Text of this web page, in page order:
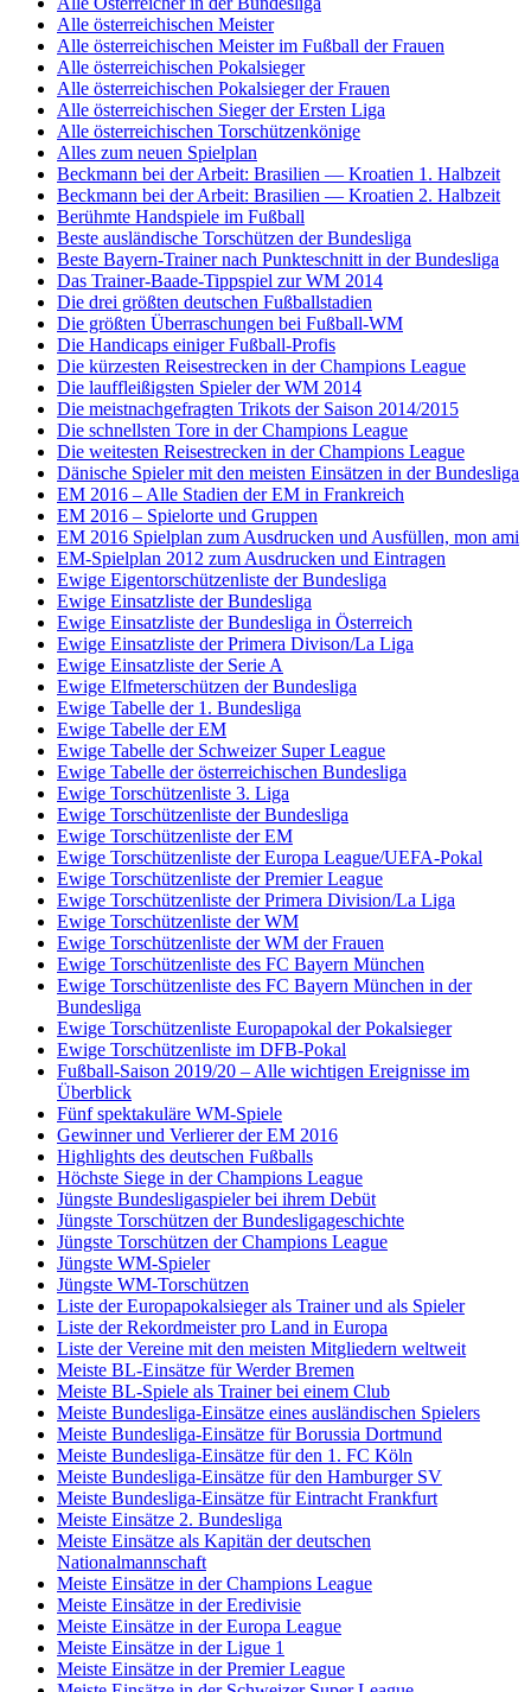
Alle österreichischen Meister
Alle österreichischen Meister im Fußball der Frauen
Alle österreichischen Pokalsieger
Alle österreichischen Pokalsieger der Frauen
Alle österreichischen Sieger der Ersten Liga
Alle österreichischen Torschützenkönige
Alles zum neuen Spielplan
Beckmann bei der Arbeit: Brasilien — Kroatien 1. Halbzeit
Beckmann bei der Arbeit: Brasilien — Kroatien 2. Halbzeit
Berühmte Handspiele im Fußball
Beste ausländische Torschützen der Bundesliga
Beste Bayern-Trainer nach Punkteschnitt in der Bundesliga
Das Trainer-Baade-Tippspiel zur WM 2014
Die drei größten deutschen Fußballstadien
Die größten Überraschungen bei Fußball-WM
Die Handicaps einiger Fußball-Profis
Die kürzesten Reisestrecken in der Champions League
Die lauffleißigsten Spieler der WM 2014
Die meistnachgefragten Trikots der Saison 2014/2015
Die schnellsten Tore in der Champions League
Die weitesten Reisestrecken in der Champions League
Dänische Spieler mit den meisten Einsätzen in der Bundesliga
EM 2016 – Alle Stadien der EM in Frankreich
EM 2016 – Spielorte und Gruppen
EM 2016 Spielplan zum Ausdrucken und Ausfüllen, mon ami
EM-Spielplan 2012 zum Ausdrucken und Eintragen
Ewige Eigentorschützenliste der Bundesliga
Ewige Einsatzliste der Bundesliga
Ewige Einsatzliste der Bundesliga in Österreich
Ewige Einsatzliste der Primera Divison/La Liga
Ewige Einsatzliste der Serie A
Ewige Elfmeterschützen der Bundesliga
Ewige Tabelle der 1. Bundesliga
Ewige Tabelle der EM
Ewige Tabelle der Schweizer Super League
Ewige Tabelle der österreichischen Bundesliga
Ewige Torschützenliste 3. Liga
Ewige Torschützenliste der Bundesliga
Ewige Torschützenliste der EM
Ewige Torschützenliste der Europa League/UEFA-Pokal
Ewige Torschützenliste der Premier League
Ewige Torschützenliste der Primera Division/La Liga
Ewige Torschützenliste der WM
Ewige Torschützenliste der WM der Frauen
Ewige Torschützenliste des FC Bayern München
Ewige Torschützenliste des FC Bayern München in der
Bundesliga
Ewige Torschützenliste Europapokal der Pokalsieger
Ewige Torschützenliste im DFB-Pokal
Fußball-Saison 2019/20 – Alle wichtigen Ereignisse im
Überblick
Fünf spektakuläre WM-Spiele
Gewinner und Verlierer der EM 2016
Highlights des deutschen Fußballs
Höchste Siege in der Champions League
Jüngste Bundesligaspieler bei ihrem Debüt
Jüngste Torschützen der Bundesligageschichte
Jüngste Torschützen der Champions League
Jüngste WM-Spieler
Jüngste WM-Torschützen
Liste der Europapokalsieger als Trainer und als Spieler
Liste der Rekordmeister pro Land in Europa
Liste der Vereine mit den meisten Mitgliedern weltweit
Meiste BL-Einsätze für Werder Bremen
Meiste BL-Spiele als Trainer bei einem Club
Meiste Bundesliga-Einsätze eines ausländischen Spielers
Meiste Bundesliga-Einsätze für Borussia Dortmund
Meiste Bundesliga-Einsätze für den 1. FC Köln
Meiste Bundesliga-Einsätze für den Hamburger SV
Meiste Bundesliga-Einsätze für Eintracht Frankfurt
Meiste Einsätze 2. Bundesliga
Meiste Einsätze als Kapitän der deutschen
Nationalmannschaft
Meiste Einsätze in der Champions League
Meiste Einsätze in der Eredivisie
Meiste Einsätze in der Europa League
Meiste Einsätze in der Ligue 1
Meiste Einsätze in der Premier League